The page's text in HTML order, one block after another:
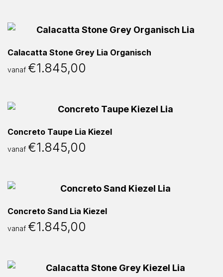
Calacatta Stone Grey Lia Organisch
vanaf €1.845,00
Concreto Taupe Lia Kiezel
vanaf €1.845,00
Concreto Sand Lia Kiezel
vanaf €1.845,00